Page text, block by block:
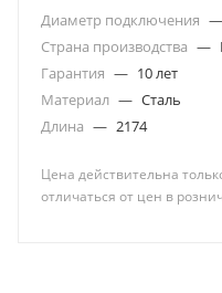
Диаметр подключения —
Страна производства —
Гарантия — 10 лет
Материал — Сталь
Длина — 2174
Цена действительна
отличаться от цен в